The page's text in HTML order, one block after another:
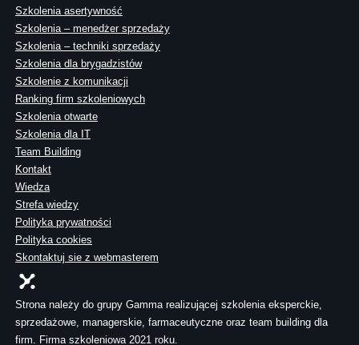
Szkolenia asertywność
Szkolenia – menedżer sprzedaży
Szkolenia – techniki sprzedaży
Szkolenia dla brygadzistów
Szkolenie z komunikacji
Ranking firm szkoleniowych
Szkolenia otwarte
Szkolenia dla IT
Team Building
Kontakt
Wiedza
Strefa wiedzy
Polityka prywatności
Polityka cookies
Skontaktuj sie z webmasterem
Strona należy do grupy Gamma realizującej szkolenia eksperckie,
sprzedażowe, managerskie, farmaceutyczne oraz team building dla
firm. Firma szkoleniowa 2021 roku.